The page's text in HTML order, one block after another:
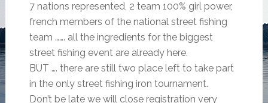
7 nations represented, 2 team 100% girl power,
french members of the national street fishing
team ……. all the ingredients for the biggest
street fishing event are already here.
BUT …. there are still two place left to take part
in the only street fishing iron tournament.
Don’t be late we will close registration very